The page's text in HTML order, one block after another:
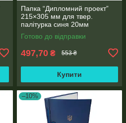
Папка “Дипломний проект”
215×305 мм для твер.
палітурка синя 20мм
корінець (уп.5шт)
Готово до відправки
497,70 ₴ 553 ₴
Купити
–10%